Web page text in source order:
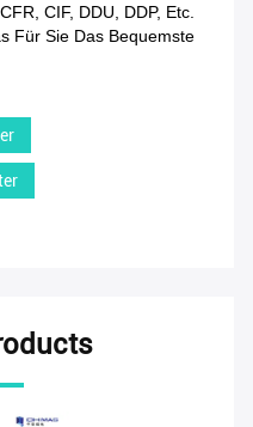
CIF, DDU, DDP, Etc.
Für Sie Das Bequemste